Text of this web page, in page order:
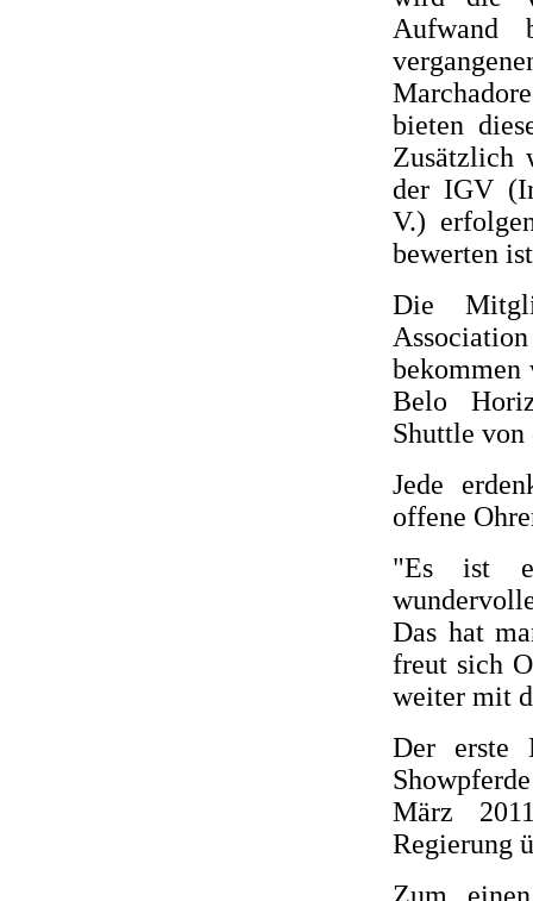
Aufwand
bieten
Zusätzlich
der IGV
V.)
bewerten
Die
bekommen
Belo
Shuttle
Jede
offene
"Es ist
Das hat
freut sich
weiter mit
Der erste
März
Regierung